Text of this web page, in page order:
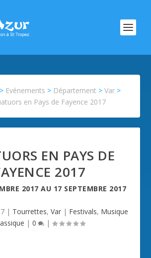
> Evénements > Département >Var >
en Pays de Fayence 2017
EN PAYS DE
2017
2017 AU 17 SEPTEMBRE 2017
| Tourrettes, Var | Festivals, Musique
| 0 |